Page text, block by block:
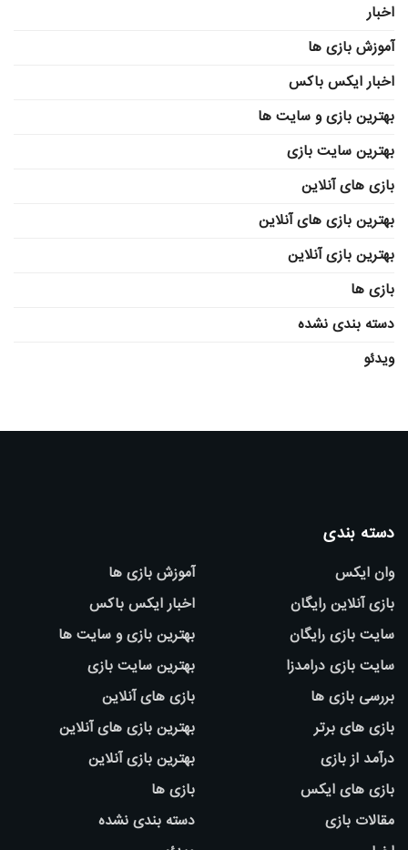
اخبار
آموزش بازی ها
اخبار ایکس باکس
بهترین بازی و سایت ها
بهترین سایت بازی
بازی های آنلاین
بهترین بازی های آنلاین
بهترین بازی آنلاین
بازی ها
دسته بندی نشده
ویدئو
دسته بندی
وان ایکس
بازی آنلاین رایگان
سایت بازی رایگان
سایت بازی درامدزا
بررسی بازی ها
بازی های برتر
درآمد از بازی
بازی های ایکس
مقالات بازی
آموزش بازی ها
اخبار ایکس باکس
بهترین بازی و سایت ها
بهترین سایت بازی
بازی های آنلاین
بهترین بازی های آنلاین
بهترین بازی آنلاین
بازی ها
دسته بندی نشده